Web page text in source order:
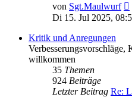
von Sgt.Maulwurf
Di 15. Jul 2025,
Kritik und Anregungen
willkommen
35 Themen
924 Beiträge
Letzter Beitrag Re: